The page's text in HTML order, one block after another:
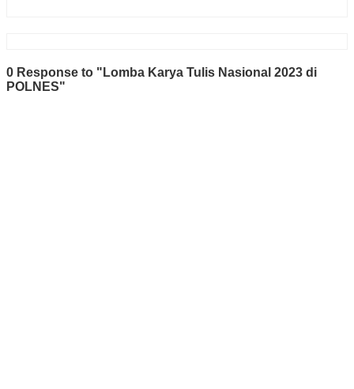
0 Response to "Lomba Karya Tulis Nasional 2023 di
POLNES"